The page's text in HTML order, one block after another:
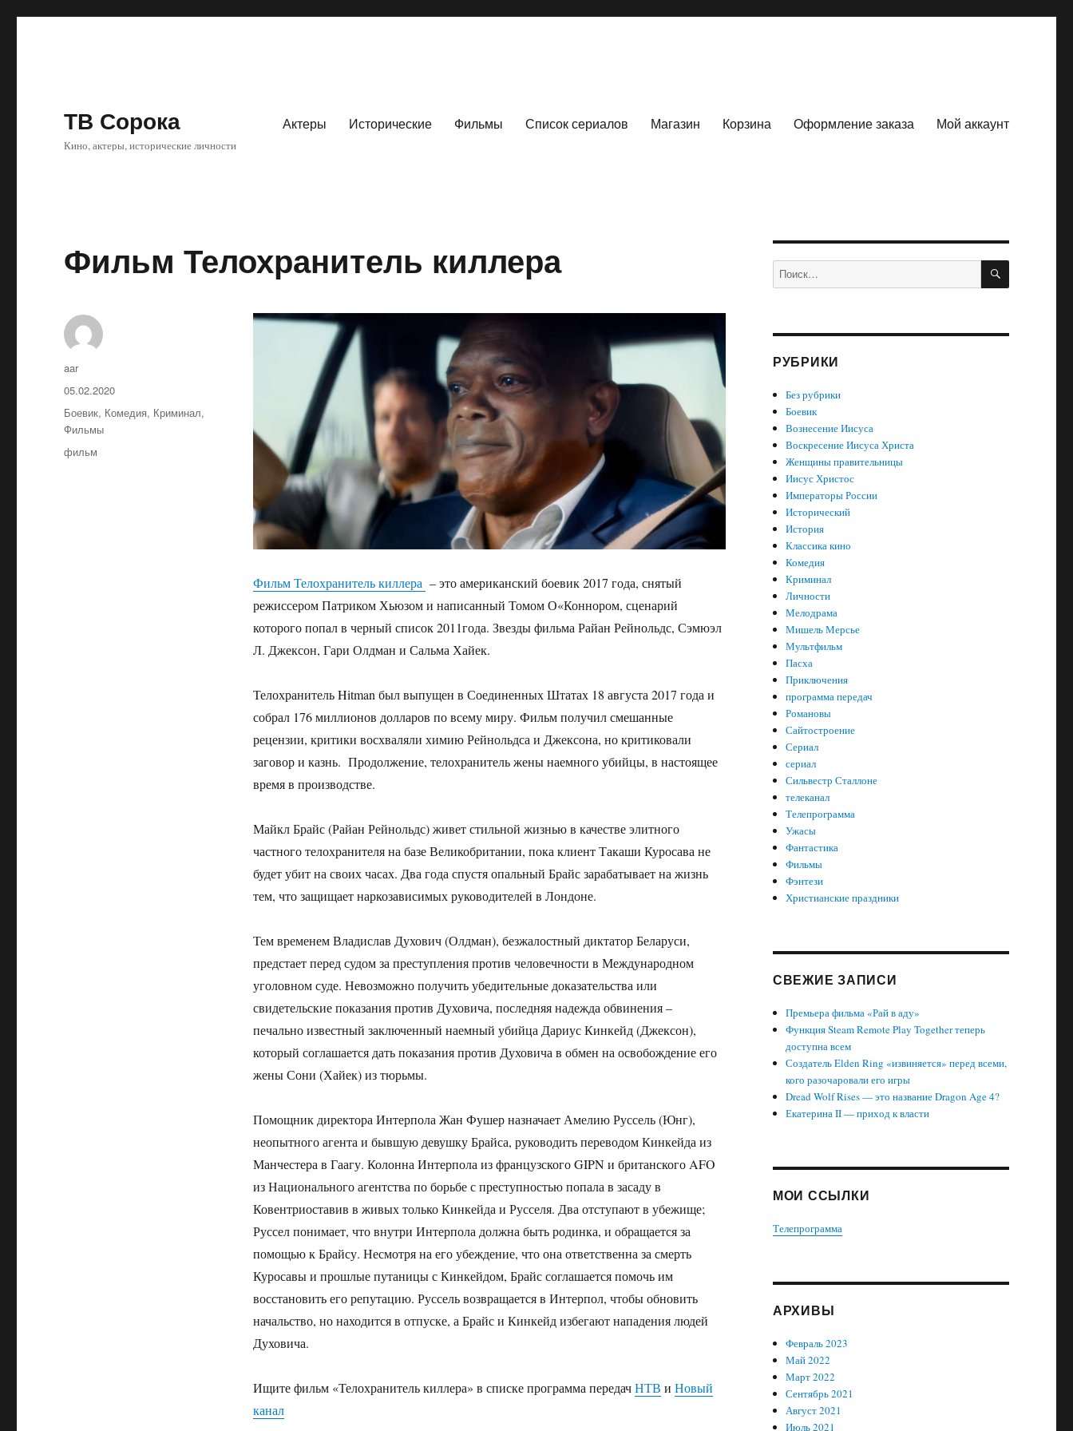
ТВ Сорока
Кино, актеры, исторические личности
Актеры Исторические Фильмы Список сериалов Магазин Корзина Оформление заказа Мой аккаунт
Фильм Телохранитель киллера
Фильм Телохранитель киллера – это американский боевик 2017 года, снятый
режиссером Патриком Хьюзом и написанный Томом О«Коннором, сценарий
которого попал в черный список 2011года. Звезды фильма Райан Рейнольдс, Сэмюэл
Л. Джексон, Гари Олдман и Сальма Хайек.
Телохранитель Hitman был выпущен в Соединенных Штатах 18 августа 2017 года и
собрал 176 миллионов долларов по всему миру. Фильм получил смешанные
рецензии, критики восхваляли химию Рейнольдса и Джексона, но критиковали
заговор и казнь. Продолжение, телохранитель жены наемного убийцы, в настоящее
время в производстве.
Майкл Брайс (Райан Рейнольдс) живет стильной жизнью в качестве элитного
частного телохранителя на базе Великобритании, пока клиент Такаши Куросава не
будет убит на своих часах. Два года спустя опальный Брайс зарабатывает на жизнь
тем, что защищает наркозависимых руководителей в Лондоне.
Тем временем Владислав Духович (Олдман), безжалостный диктатор Беларуси,
предстает перед судом за преступления против человечности в Международном
уголовном суде. Невозможно получить убедительные доказательства или
свидетельские показания против Духовича, последняя надежда обвинения –
печально известный заключенный наемный убийца Дариус Кинкейд (Джексон),
который соглашается дать показания против Духовича в обмен на освобождение его
жены Сони (Хайек) из тюрьмы.
Помощник директора Интерпола Жан Фушер назначает Амелию Руссель (Юнг),
неопытного агента и бывшую девушку Брайса, руководить переводом Кинкейда из
Манчестера в Гаагу. Колонна Интерпола из французского GIPN и британского AFO
из Национального агентства по борьбе с преступностью попала в засаду в
Ковентриоставив в живых только Кинкейда и Русселя. Два отступают в убежище;
Руссел понимает, что внутри Интерпола должна быть родинка, и обращается за
помощью к Брайсу. Несмотря на его убеждение, что она ответственна за смерть
Куросавы и прошлые путаницы с Кинкейдом, Брайс соглашается помочь им
восстановить его репутацию. Руссель возвращается в Интерпол, чтобы обновить
начальство, но находится в отпуске, а Брайс и Кинкейд избегают нападения людей
Духовича.
Ищите фильм «Телохранитель киллера» в списке программа передачНТВ и Новый
канал
Автор
aar
Опубликовано
05.02.2020
Рубрики
Боевик, Комедия, Криминал,
Фильмы
Метки
фильм
Искать: ПОИСК
РУБРИКИ
Без рубрики
Боевик
Вознесение Иисуса
Воскресение Иисуса Христа
Женщины правительницы
Иисус Христос
Императоры России
Исторический
История
Классика кино
Комедия
Криминал
Личности
Мелодрама
Мишель Мерсье
Мультфильм
Пасха
Приключения
программа передач
Романовы
Сайтостроение
Сериал
сериал
Сильвестр Сталлоне
телеканал
Телепрограмма
Ужасы
Фантастика
Фильмы
Фэнтези
Христианские праздники
СВЕЖИЕ ЗАПИСИ
Премьера фильма «Рай в аду»
Функция Steam Remote Play Together теперь
доступна всем
Создатель Elden Ring «извиняется» перед всеми,
кого разочаровали его игры
Dread Wolf Rises — это название Dragon Age 4?
Екатерина II — приход к власти
МОИ ССЫЛКИ
Телепрограмма
АРХИВЫ
Февраль 2023
Май 2022
Март 2022
Сентябрь 2021
Август 2021
Июль 2021